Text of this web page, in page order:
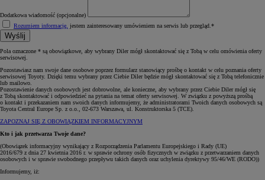
Dodatkowa wiadomość (opcjonalne)
Rozumiem informację, jestem zainteresowany umówieniem na serwis lub przegląd.*
Wyślij
Pola oznaczone * są obowiązkowe, aby wybrany Diler mógł skontaktować się z Tobą w celu omówienia oferty
serwisowej.
Pozostawiasz nam swoje dane osobowe poprzez formularz stanowiący prośbę o kontakt w celu poznania oferty
serwisowej Toyoty. Dzięki temu wybrany przez Ciebie Diler będzie mógł skontaktować się z Tobą telefonicznie
lub mailowo.
Pozostawienie danych osobowych jest dobrowolne, ale konieczne, aby wybrany przez Ciebie Diler mógł się
z Tobą skontaktować i odpowiedzieć na pytania na temat oferty serwisowej. W związku z powyższą prośbą
o kontakt i przekazaniem nam swoich danych informujemy, że administratorami Twoich danych osobowych są
Toyota Central Europe Sp. z o.o., 02-673 Warszawa, ul. Konstruktorska 5 (TCE).
ZAPOZNAJ SIĘ Z OBOWIĄZKIEM INFORMACYJNYM
Kto i jak przetwarza Twoje dane?
(Obowiązek informacyjny wynikający z Rozporządzenia Parlamentu Europejskiego i Rady (UE)
2016/679 z dnia 27 kwietnia 2016 r. w sprawie ochrony osób fizycznych w związku z przetwarzaniem danych
osobowych i w sprawie swobodnego przepływu takich danych oraz uchylenia dyrektywy 95/46/WE (RODO))
Informujemy, iż: